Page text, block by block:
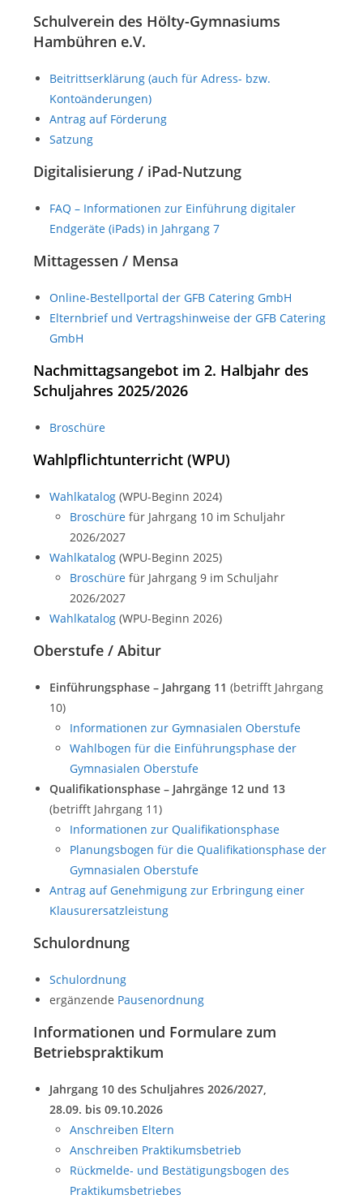
Schulverein des Hölty-Gymnasiums
Hambühren e.V.
Beitrittserklärung (auch für Adress- bzw.
Kontoänderungen)
Antrag auf Förderung
Satzung
Digitalisierung / iPad-Nutzung
FAQ – Informationen zur Einführung digitaler
Endgeräte (iPads) in Jahrgang 7
Mittagessen / Mensa
Online-Bestellportal der GFB Catering GmbH
Elternbrief und Vertragshinweise der GFB Catering
GmbH
Nachmittagsangebot im 2. Halbjahr des
Schuljahres 2025/2026
Broschüre
Wahlpflichtunterricht (WPU)
Wahlkatalog (WPU-Beginn 2024)
Broschürefür Jahrgang 10 im Schuljahr
2026/2027
Wahlkatalog (WPU-Beginn 2025)
Broschürefür Jahrgang 9 im Schuljahr
2026/2027
Wahlkatalog (WPU-Beginn 2026)
Oberstufe / Abitur
Einführungsphase – Jahrgang 11 (betrifft Jahrgang
10)
Informationen zur Gymnasialen Oberstufe
Wahlbogen für die Einführungsphase der
Gymnasialen Oberstufe
Qualifikationsphase – Jahrgänge 12 und 13
(betrifft Jahrgang 11)
Informationen zur Qualifikationsphase
Planungsbogen für die Qualifikationsphase der
Gymnasialen Oberstufe
Antrag auf Genehmigung zur Erbringung einer
Klausurersatzleistung
Schulordnung
Schulordnung
ergänzende Pausenordnung
Informationen und Formulare zum
Betriebspraktikum
Jahrgang 10 des Schuljahres 2026/2027,
28.09. bis 09.10.2026
Anschreiben Eltern
Anschreiben Praktikumsbetrieb
Rückmelde- und Bestätigungsbogen des
Praktikumsbetriebes